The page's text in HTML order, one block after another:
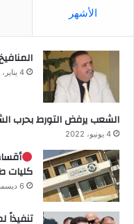
الأشهر
4 يناير، 2021
الشعب يرفض التورط بحرب
4 يونيو، 2022
كليات
6 ديسمبر، 2021
تنفيذاً